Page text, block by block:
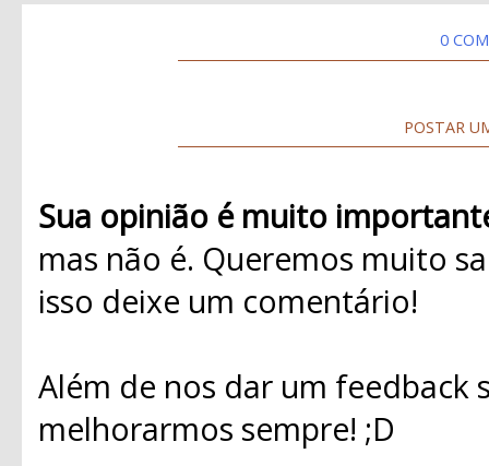
0
POSTAR
Sua opinião é muito
mas não é. Queremos muito
isso deixe um comentário!
Além de nos dar um
melhorarmos sempre! ;D